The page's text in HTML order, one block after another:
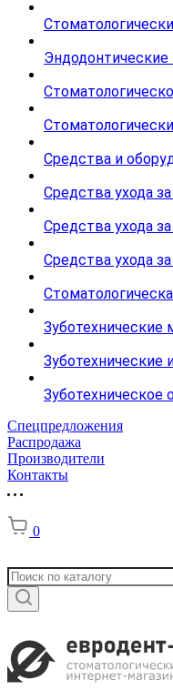
Средства и
Средства ухода
Средства ухода
Средства ухода
Зуботехнические
Зуботехнические
Зуботехническое
Спецпредложения
Распродажа
Производители
Контакты
0